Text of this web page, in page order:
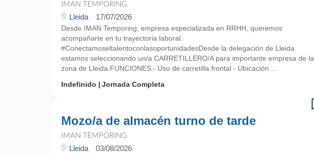
IMAN TEMPORING
Lleida 17/07/2026
Desde IMAN Temporing, empresa especializada en RRHH, queremos
acompañarte en tu trayectoria laboral.
#ConectamoseltalentoconlasoportunidadesDesde la delegación de Lleida
estamos seleccionando un/a CARRETILLERO/A para importante empresa de la
zona de Lleida.FUNCIONES:- Uso de carretilla frontal - Ubicación ...
Indefinido
Jornada Completa
Mozo/a de almacén turno de tarde
IMAN TEMPORING
Lleida 03/08/2026